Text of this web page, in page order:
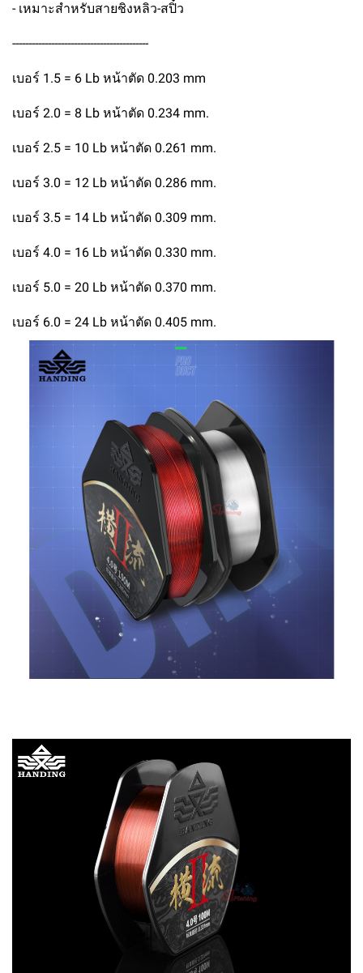
- เหมาะสำหรับสายชิงหลิว-สปิ๋ว
------------------------------------------
เบอร์ 1.5 = 6 Lb หน้าตัด 0.203 mm
เบอร์ 2.0 = 8 Lb หน้าตัด 0.234 mm.
เบอร์ 2.5 = 10 Lb หน้าตัด 0.261 mm.
เบอร์ 3.0 = 12 Lb หน้าตัด 0.286 mm.
เบอร์ 3.5 = 14 Lb หน้าตัด 0.309 mm.
เบอร์ 4.0 = 16 Lb หน้าตัด 0.330 mm.
เบอร์ 5.0 = 20 Lb หน้าตัด 0.370 mm.
เบอร์ 6.0 = 24 Lb หน้าตัด 0.405 mm.